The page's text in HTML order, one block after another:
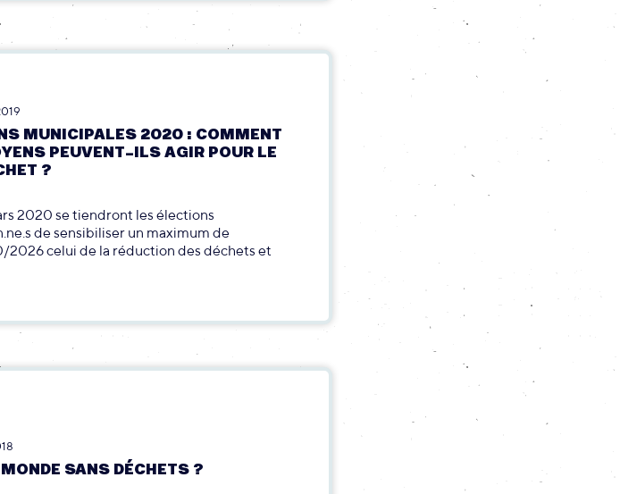
MUNICIPALES 2020 : COMMENT
PEUVENT-ILS AGIR POUR LE
?
2020 se tiendront les élections
de sensibiliser un maximum de
celui de la réduction des déchets et
SANS DÉCHETS ?